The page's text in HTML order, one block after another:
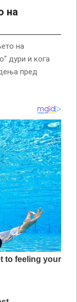
на
на
дури и кога
пред